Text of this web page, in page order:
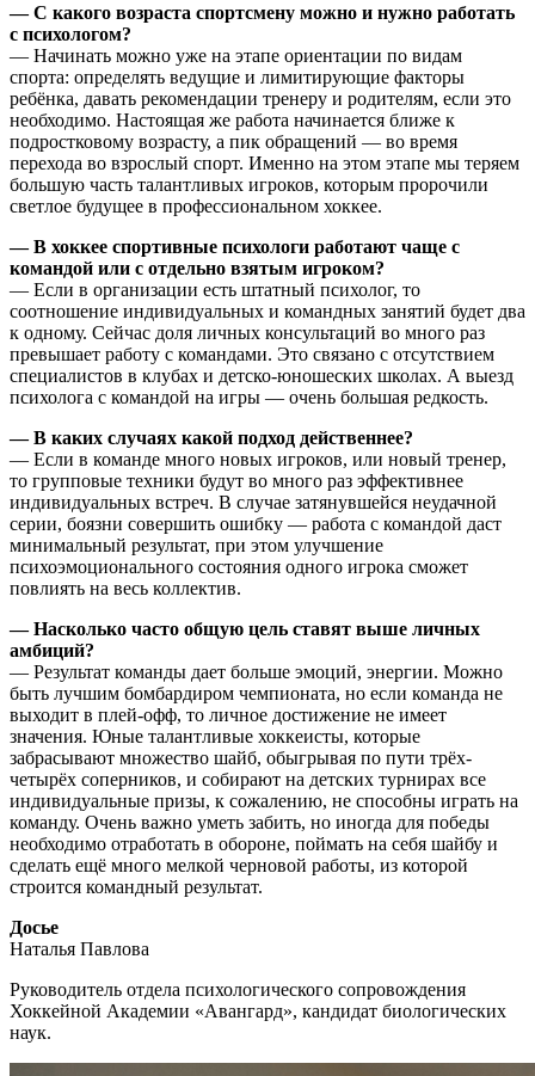
— С какого возраста спортсмену можно и нужно работать
с психологом?
— Начинать можно уже на этапе ориентации по видам
спорта: определять ведущие и лимитирующие факторы
ребёнка, давать рекомендации тренеру и родителям, если это
необходимо. Настоящая же работа начинается ближе к
подростковому возрасту, а пик обращений — во время
перехода во взрослый спорт. Именно на этом этапе мы теряем
большую часть талантливых игроков, которым пророчили
светлое будущее в профессиональном хоккее.
— В хоккее спортивные психологи работают чаще с
командой или с отдельно взятым игроком?
— Если в организации есть штатный психолог, то
соотношение индивидуальных и командных занятий будет два
к одному. Сейчас доля личных консультаций во много раз
превышает работу с командами. Это связано с отсутствием
специалистов в клубах и детско-юношеских школах. А выезд
психолога с командой на игры — очень большая редкость.
— В каких случаях какой подход действеннее?
— Если в команде много новых игроков, или новый тренер,
то групповые техники будут во много раз эффективнее
индивидуальных встреч. В случае затянувшейся неудачной
серии, боязни совершить ошибку — работа с командой даст
минимальный результат, при этом улучшение
психоэмоционального состояния одного игрока сможет
повлиять на весь коллектив.
— Насколько часто общую цель ставят выше личных
амбиций?
— Результат команды дает больше эмоций, энергии. Можно
быть лучшим бомбардиром чемпионата, но если команда не
выходит в плей-офф, то личное достижение не имеет
значения. Юные талантливые хоккеисты, которые
забрасывают множество шайб, обыгрывая по пути трёх-
четырёх соперников, и собирают на детских турнирах все
индивидуальные призы, к сожалению, не способны играть на
команду. Очень важно уметь забить, но иногда для победы
необходимо отработать в обороне, поймать на себя шайбу и
сделать ещё много мелкой черновой работы, из которой
строится командный результат.
Досье
Наталья Павлова
Руководитель отдела психологического сопровождения
Хоккейной Академии «Авангард», кандидат биологических
наук.